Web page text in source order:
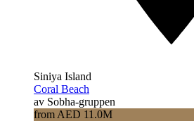
Siniya Island
Coral Beach
av Sobha-gruppen
from AED 11.0M